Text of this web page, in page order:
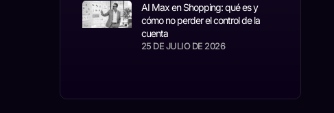
AI Max en Shopping: qué es y
cómo no perder el control de la
cuenta
25 DE JULIO DE 2026